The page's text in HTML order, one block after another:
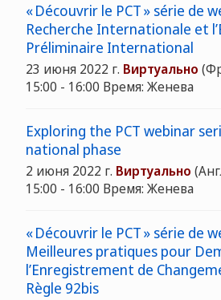
« Découvrir le PCT » série de
Recherche Internationale et
Préliminaire International
23 июня 2022 г. Виртуально
15:00 - 16:00 Время: Женева
Exploring the PCT webinar
national phase
2 июня 2022 г. Виртуально
15:00 - 16:00 Время: Женева
« Découvrir le PCT » série de
Meilleures pratiques pour
l’Enregistrement de
Règle 92bis